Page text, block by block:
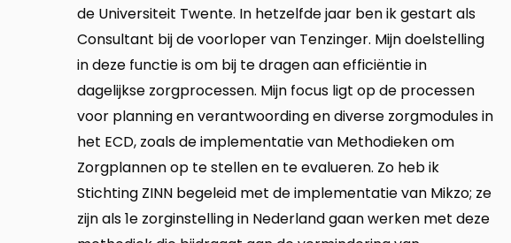
de Universiteit Twente. In hetzelfde jaar ben ik gestart als
Consultant bij de voorloper van Tenzinger. Mijn doelstelling
in deze functie is om bij te dragen aan efficiëntie in
dagelijkse zorgprocessen. Mijn focus ligt op de processen
voor planning en verantwoording en diverse zorgmodules in
het ECD, zoals de implementatie van Methodieken om
Zorgplannen op te stellen en te evalueren. Zo heb ik
Stichting ZINN begeleid met de implementatie van Mikzo; ze
zijn als 1e zorginstelling in Nederland gaan werken met deze